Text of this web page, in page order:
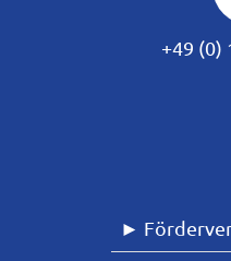
+49 (0)
►